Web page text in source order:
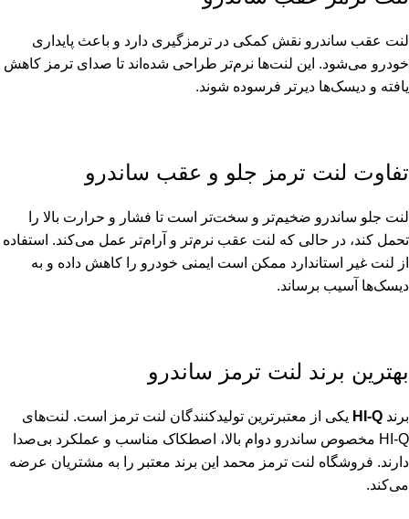
لنت عقب ساندرو نقش کمکی در ترمزگیری دارد و باعث پایداری
خودرو می‌شود. این لنت‌ها نرم‌تر طراحی شده‌اند تا صدای ترمز کاهش
یافته و دیسک‌ها دیرتر فرسوده شوند.
تفاوت لنت ترمز جلو و عقب ساندرو
لنت جلو ساندرو ضخیم‌تر و سخت‌تر است تا فشار و حرارت بالا را
تحمل کند، در حالی که لنت عقب نرم‌تر و آرام‌تر عمل می‌کند. استفاده
از لنت غیر استاندارد ممکن است ایمنی خودرو را کاهش داده و به
دیسک‌ها آسیب برساند.
بهترین برند لنت ترمز ساندرو
برند HI-Q یکی از معتبرترین تولیدکنندگان لنت ترمز است. لنت‌های
HI-Q مخصوص ساندرو دوام بالا، اصطکاک مناسب و عملکرد بی‌صدا
دارند. فروشگاه لنت ترمز محمد این برند معتبر را به مشتریان عرضه
می‌کند.